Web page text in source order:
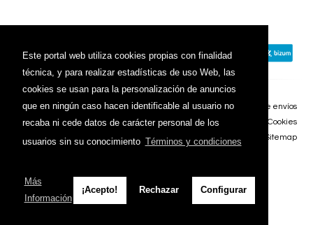
Este portal web utiliza cookies propias con finalidad
técnica, y para realizar estadísticas de uso Web, las
cookies se usan para la personalización de anuncios
que en ningún caso hacen identificable al usuario no
recaba ni cede datos de carácter personal de los
usuarios sin su conocimiento Términos y condiciones
Más
Información
¡Acepto! Rechazar Configurar
Contacto Aviso Legal Condiciones de compra
Política de envíos
Política de devolución
Política de Privacidad
Política de Cookies
Sitemap